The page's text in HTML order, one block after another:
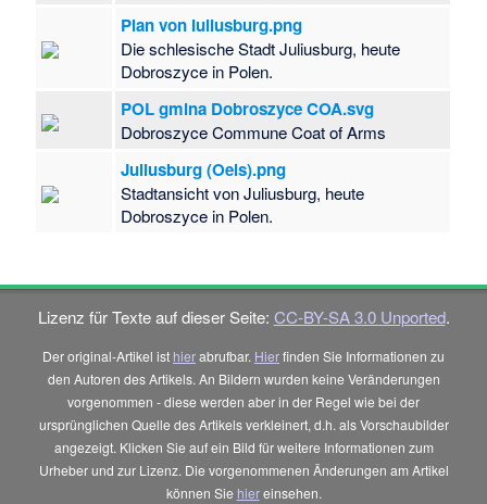
Plan von Iuliusburg.png
Die schlesische Stadt Juliusburg, heute
Dobroszyce in Polen.
POL gmina Dobroszyce COA.svg
Dobroszyce Commune Coat of Arms
Juliusburg (Oels).png
Stadtansicht von Juliusburg, heute
Dobroszyce in Polen.
Lizenz für Texte auf dieser Seite: CC-BY-SA 3.0 Unported.
Der original-Artikel ist hierabrufbar. Hierfinden Sie Informationen zu
den Autoren des Artikels. An Bildern wurden keine Veränderungen
vorgenommen - diese werden aber in der Regel wie bei der
ursprünglichen Quelle des Artikels verkleinert, d.h. als Vorschaubilder
angezeigt. Klicken Sie auf ein Bild für weitere Informationen zum
Urheber und zur Lizenz. Die vorgenommenen Änderungen am Artikel
können Sie hiereinsehen.